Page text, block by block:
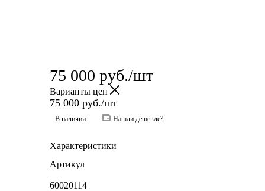
75 000 руб./шт
Варианты цен
75 000 руб./шт
В наличии Нашли дешевле?
Характеристики
Артикул
—
60020114